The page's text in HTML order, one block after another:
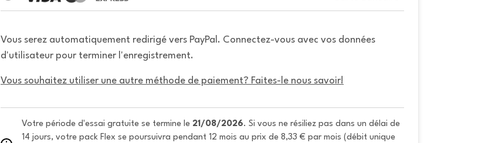
Vous serez automatiquement redirigé vers PayPal. Connectez-vous avec vos données
d'utilisateur pour terminer l'enregistrement.
Vous souhaitez utiliser une autre méthode de paiement? Faites-le nous savoir!
Votre période d'essai gratuite se termine le 21/08/2026. Si vous ne résiliez pas dans un délai de
14 jours, votre pack Flex se poursuivra pendant 12 mois au prix de 8,33 € par mois (débit unique